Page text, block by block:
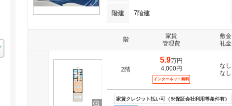
階建 7階建
階
家賃
管理費
敷金
礼金
2階
5.9万円
4,000円
インターネット無料
なし
なし
家賃クレジット払い可（※保証会社利用等条件有）